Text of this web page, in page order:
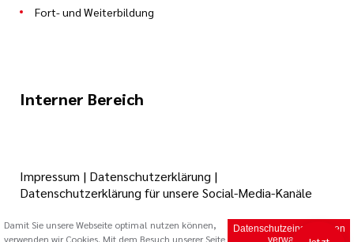
Fort- und Weiterbildung
Interner Bereich
© 2026 Caritas Trägergesellschaft Saarbrücken mbH (cts)
Impressum | Datenschutzerklärung |
Datenschutzerklärung für unsere Social-Media-Kanäle
Datenschutzeinstellungen
verwalten
Damit Sie unsere Webseite optimal nutzen können,
verwenden wir Cookies. Mit dem Besuch unserer Seite